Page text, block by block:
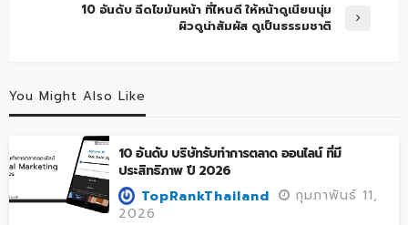
10 อันดับ ฉีดไขมันหน้า ที่ไหนดี ให้หน้าดูเนียนนุ่ม
ผิวดูน่าสัมผัส ดูเป็นธรรมชาติ
You Might Also Like
10 อันดับ บริษัทรับทำการตลาด ออนไลน์ ที่มี
ประสิทธิภาพ ปี 2026
TopRankThailand
กุมภาพันธ์ 11,
2026